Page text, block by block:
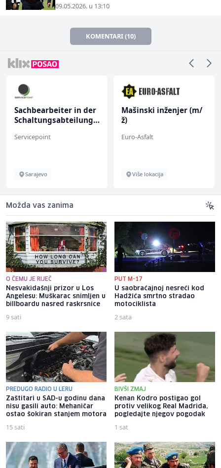
09.05.2026. u 13:10
KOMENTARI (10)
Sachbearbeiter in der
Schaltungsabteilung
Servicepoint
Sarajevo
Mašinski inženjer (m/
ž)
Euro-Asfalt
Više lokacija
Možda vas zanima
O ČEMU JE RIJEČ
Nesvakidašnji prizor u Los
Angelesu: Muškarac snimljen u
billboardu nasred raskrsnice
9 sati
PUT M-17
U saobraćajnoj nesreći kod
Hadžića smrtno stradao
motociklista
2 sata
PREDUGO RADIO U LERU
Zaštitari u SAD-u godinu dana
nisu gasili auto: Mehaničar
ostao šokiran stanjem motora
15 sati
BIVŠI ZMAJ
Kenan Kodro postigao gol
protiv velikog Real Madrida,
pogledajte njegov pogodak
1 sat